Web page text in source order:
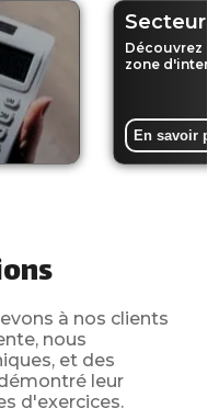
Secteur
Découvrez
zone
En savoir
à nos clients
nous
et des
leur
d'exercices.